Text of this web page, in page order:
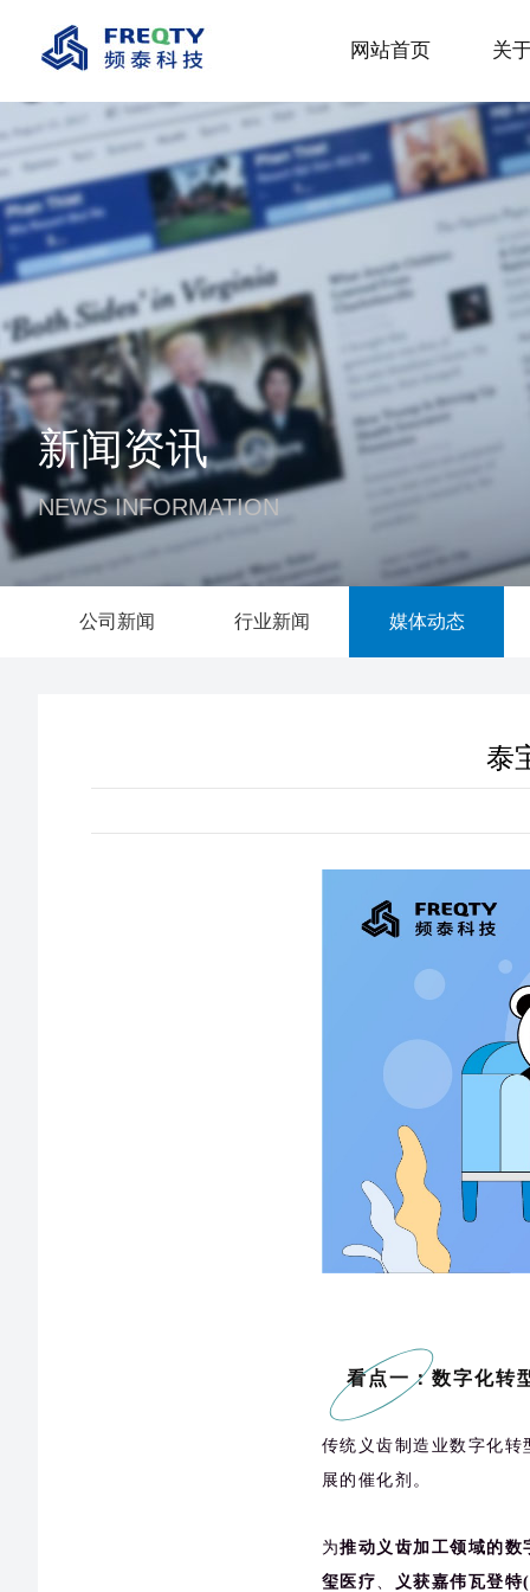
网站首页 关
新闻资讯
NEWS INFORMATION
公司新闻 行业新闻 媒体动态
泰
看点一：数字化转
传统义齿制造业数字化转
展的催化剂。
为推动义齿加工领域的数
玺医疗、 义获嘉伟瓦登